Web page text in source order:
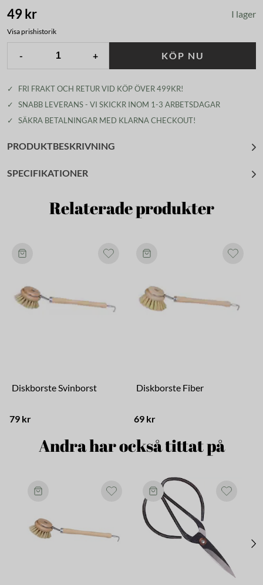
49 kr I lager
Visa prishistorik
- + KÖP NU
✓
FRI FRAKT OCH RETUR VID KÖP ÖVER 499KR!
✓
SNABB LEVERANS - VI SKICKR INOM 1-3 ARBETSDAGAR
✓
SÄKRA BETALNINGAR MED KLARNA CHECKOUT!
PRODUKTBESKRIVNING
SPECIFIKATIONER
Relaterade produkter
Diskborste Svinborst
79 kr
Diskborste Fiber
69 kr
Andra har också tittat på